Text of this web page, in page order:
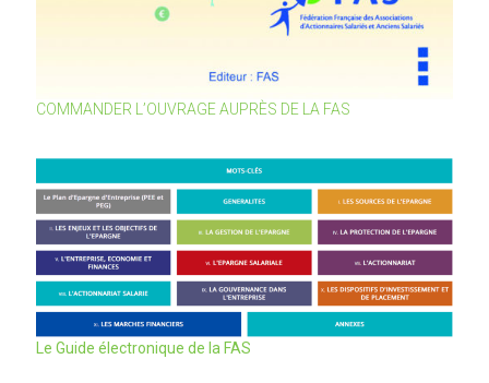
COMMANDER L’OUVRAGE AUPRÈS DE LA FAS
Le Guide électronique de la FAS